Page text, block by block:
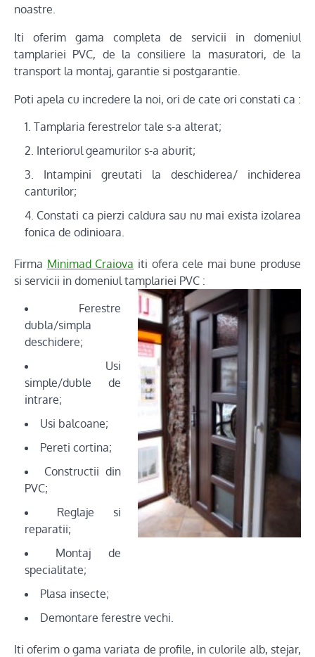
noastre.
Iti oferim gama completa de servicii in domeniul
tamplariei PVC, de la consiliere la masuratori, de la
transport la montaj, garantie si postgarantie.
Poti apela cu incredere la noi, ori de cate ori constati ca :
Tamplaria ferestrelor tale s-a alterat;
Interiorul geamurilor s-a aburit;
Intampini greutati la deschiderea/ inchiderea
canturilor;
Constati ca pierzi caldura sau nu mai exista izolarea
fonica de odinioara.
Firma Minimad Craiova iti ofera cele mai bune produse
si servicii in domeniul tamplariei PVC :
Ferestre
dubla/simpla
deschidere;
Usi
simple/duble de
intrare;
Usi balcoane;
Pereti cortina;
Constructii din
PVC;
Reglaje si
reparatii;
Montaj de
specialitate;
Plasa insecte;
Demontare ferestre vechi.
Iti oferim o gama variata de profile, in culorile alb, stejar,